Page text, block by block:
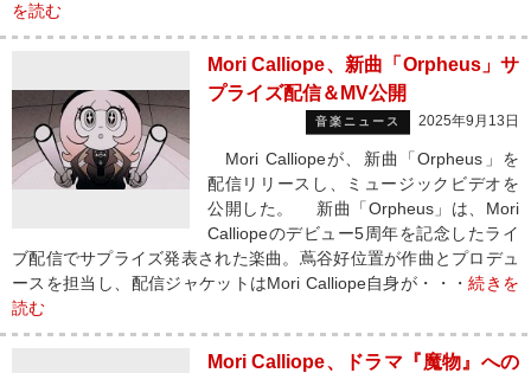
を読む
Mori Calliope、新曲「Orpheus」サ
プライズ配信＆MV公開
音楽ニュース 2025年9月13日
Mori Calliopeが、新曲「Orpheus」を
配信リリースし、ミュージックビデオを
公開した。 新曲「Orpheus」は、Mori
Calliopeのデビュー5周年を記念したライ
ブ配信でサプライズ発表された楽曲。蔦谷好位置が作曲とプロデュ
ースを担当し、配信ジャケットはMori Calliope自身が・・・続きを
読む
Mori Calliope、ドラマ『魔物』への